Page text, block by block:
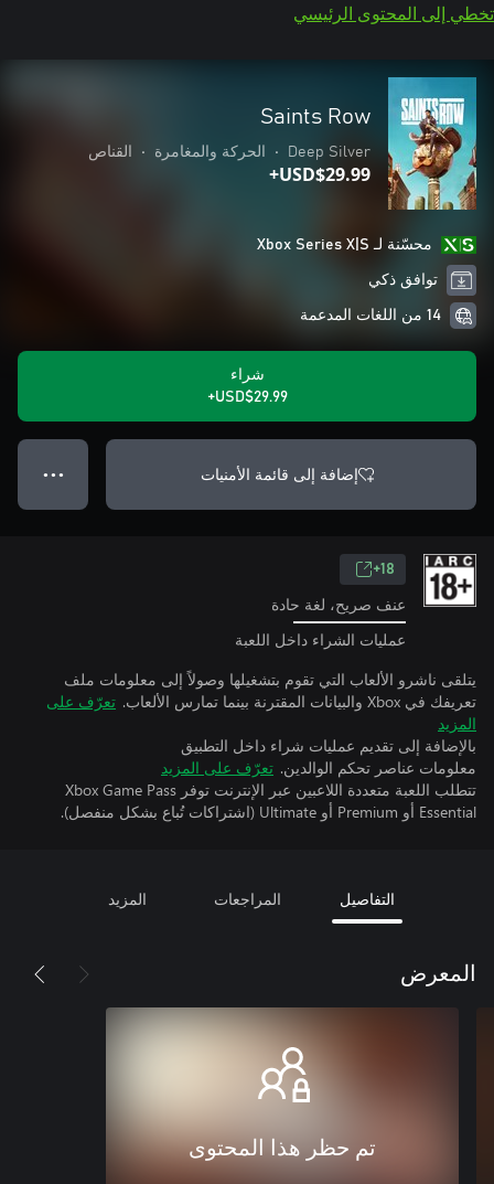
تخطي إلى المحتوى الرئيسي
Saints Row
Deep Silver
• الحركة والمغامرة • القناص
USD$29.99+
محسّنة لـ Xbox Series X|S
توافق ذكي
14 من اللغات المدعمة
شراء
USD$29.99+
إضافة إلى قائمة الأمنيات ● ● ●
18+
عنف صريح، لغة حادة
عمليات الشراء داخل اللعبة
يتلقى ناشرو الألعاب التي تقوم بتشغيلها وصولاً إلى معلومات ملف
تعريفك في Xbox والبيانات المقترنة بينما تمارس الألعاب.
تعرّف على
المزيد
بالإضافة إلى تقديم عمليات شراء داخل التطبيق
معلومات عناصر تحكم الوالدين. تعرّف على المزيد
تتطلب اللعبة متعددة اللاعبين عبر الإنترنت توفر Xbox Game Pass
Essential أو Premium أو Ultimate (اشتراكات تُباع بشكل منفصل).
التفاصيل المراجعات المزيد
المعرض
تم حظر هذا المحتوى